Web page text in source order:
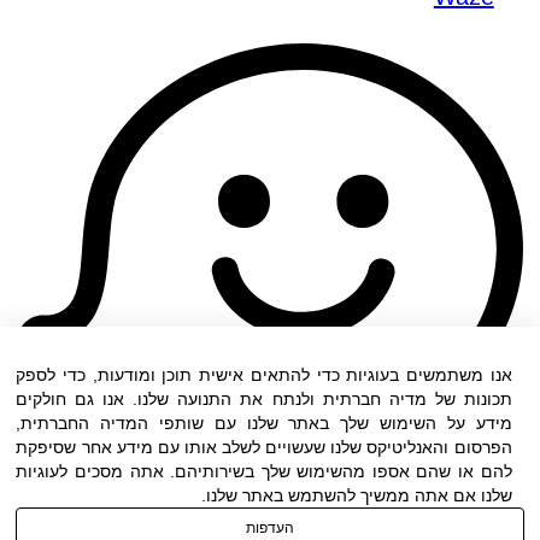
אנו משתמשים בעוגיות כדי להתאים אישית תוכן ומודעות, כדי לספק
תכונות של מדיה חברתית ולנתח את התנועה שלנו. אנו גם חולקים
מידע על השימוש שלך באתר שלנו עם שותפי המדיה החברתית,
הפרסום והאנליטיקס שלנו שעשויים לשלב אותו עם מידע אחר שסיפקת
להם או שהם אספו מהשימוש שלך בשירותיהם. אתה מסכים לעוגיות
שלנו אם אתה ממשיך להשתמש באתר שלנו.
העדפות